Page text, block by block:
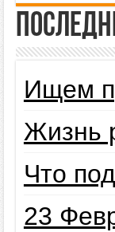
Ищем
Жизнь
Что
23